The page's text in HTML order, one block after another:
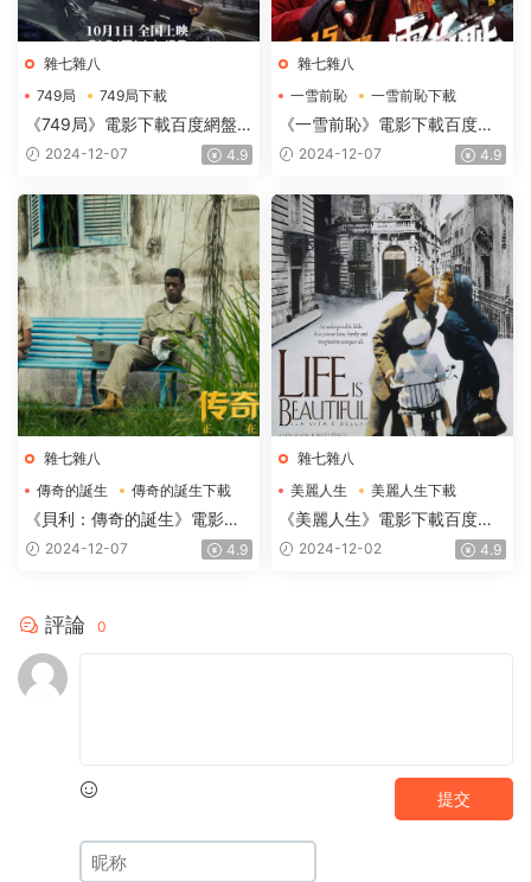
雜七雜八
749局
749局下載
749局電影下載
《749局》電影下載百度網盤
2024_HD國語中字2.73GB
2024-12-07 4.9
雜七雜八
一雪前恥
一雪前恥下載
一雪前恥電影下載
《一雪前恥》電影下載百度網
盤-2024_HD國語中英雙字
2024-12-07 4.9
雜七雜八
傳奇的誕生
傳奇的誕生下載
傳奇的誕生電影下載
《貝利：傳奇的誕生》電影下
載百度網盤BD國語中英雙字
2024-12-07 4.9
雜七雜八
美麗人生
美麗人生下載
美麗人生電影下載
《美麗人生》電影下載百度網
盤1997.高清國語中英雙字
2024-12-02 4.9
評論 0
提交